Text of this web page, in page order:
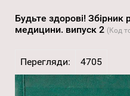
Будьте здорові! Збірник
медицини. випуск 2 (Код
Перегляди: 4705